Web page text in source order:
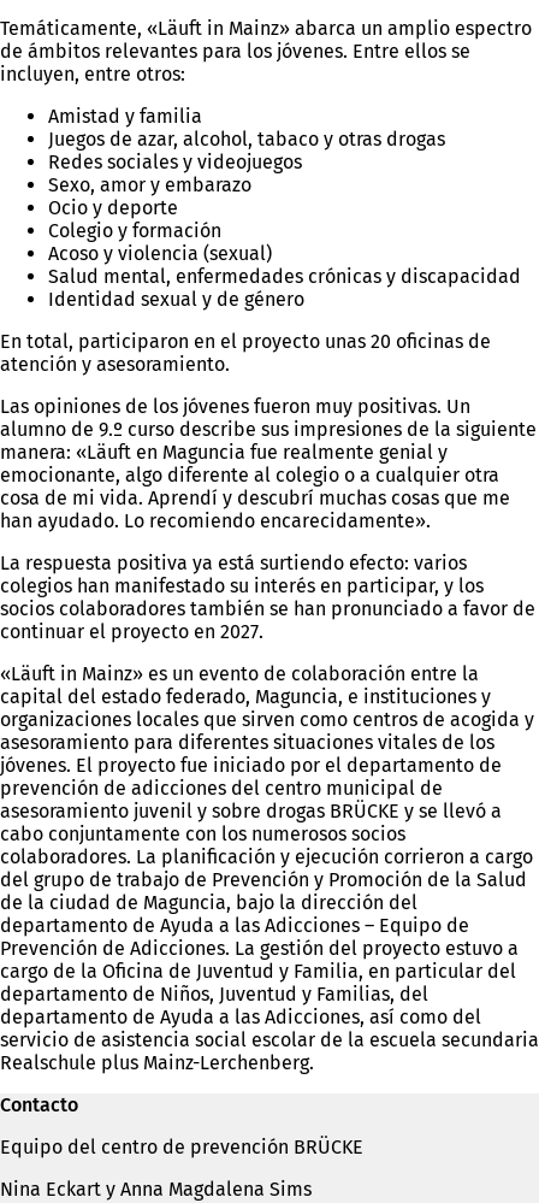
Temáticamente, «Läuft in Mainz» abarca un amplio espectro
de ámbitos relevantes para los jóvenes. Entre ellos se
incluyen, entre otros:
Amistad y familia
Juegos de azar, alcohol, tabaco y otras drogas
Redes sociales y videojuegos
Sexo, amor y embarazo
Ocio y deporte
Colegio y formación
Acoso y violencia (sexual)
Salud mental, enfermedades crónicas y discapacidad
Identidad sexual y de género
En total, participaron en el proyecto unas 20 oficinas de
atención y asesoramiento.
Las opiniones de los jóvenes fueron muy positivas. Un
alumno de 9.º curso describe sus impresiones de la siguiente
manera: «Läuft en Maguncia fue realmente genial y
emocionante, algo diferente al colegio o a cualquier otra
cosa de mi vida. Aprendí y descubrí muchas cosas que me
han ayudado. Lo recomiendo encarecidamente».
La respuesta positiva ya está surtiendo efecto: varios
colegios han manifestado su interés en participar, y los
socios colaboradores también se han pronunciado a favor de
continuar el proyecto en 2027.
«Läuft in Mainz» es un evento de colaboración entre la
capital del estado federado, Maguncia, e instituciones y
organizaciones locales que sirven como centros de acogida y
asesoramiento para diferentes situaciones vitales de los
jóvenes. El proyecto fue iniciado por el departamento de
prevención de adicciones del centro municipal de
asesoramiento juvenil y sobre drogas BRÜCKE y se llevó a
cabo conjuntamente con los numerosos socios
colaboradores. La planificación y ejecución corrieron a cargo
del grupo de trabajo de Prevención y Promoción de la Salud
de la ciudad de Maguncia, bajo la dirección del
departamento de Ayuda a las Adicciones – Equipo de
Prevención de Adicciones. La gestión del proyecto estuvo a
cargo de la Oficina de Juventud y Familia, en particular del
departamento de Niños, Juventud y Familias, del
departamento de Ayuda a las Adicciones, así como del
servicio de asistencia social escolar de la escuela secundaria
Realschule plus Mainz-Lerchenberg.
Contacto
Equipo del centro de prevención BRÜCKE
Nina Eckart y Anna Magdalena Sims